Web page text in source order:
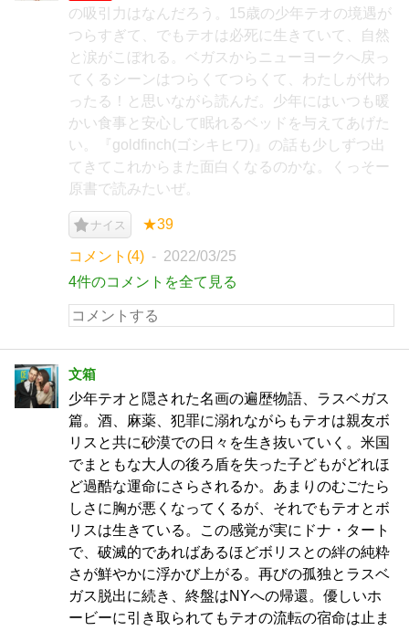
の吸引力はなんだろう。15歳の少年テオの境遇が
つらすぎて、でもテオは必死に生きていて、自然
と涙がこぼれる。ベガスからニューヨークへ戻っ
てくるシーンはつらくてつらくて、わたしが代わ
ったる！と思いながら読んだ。少年にはいつも暖
かい食事と安心して眠れるベッドを与えてあげた
い。『goldfinch(ゴシキヒワ)』の話も少しずつ出
てきてこれからまた面白くなるのかな。くっそー
原書で読みたいぜ。
ナイス ★39
コメント(4)
2022/03/25
4件のコメントを全て見る
文箱
少年テオと隠された名画の遍歴物語、ラスベガス
篇。酒、麻薬、犯罪に溺れながらもテオは親友ボ
リスと共に砂漠での日々を生き抜いていく。米国
でまともな大人の後ろ盾を失った子どもがどれほ
ど過酷な運命にさらされるか。あまりのむごたら
しさに胸が悪くなってくるが、それでもテオとボ
リスは生きている。この感覚が実にドナ・タート
で、破滅的であればあるほどボリスとの絆の純粋
さが鮮やかに浮かび上がる。再びの孤独とラスベ
ガス脱出に続き、終盤はNYへの帰還。優しいホ
ービーに引き取られてもテオの流転の宿命は止ま